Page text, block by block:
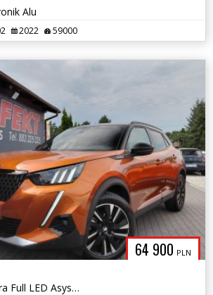
Alu
2022 59000
64 900 PLN
GT Line Navi Kamera Full LED Asystent pasa